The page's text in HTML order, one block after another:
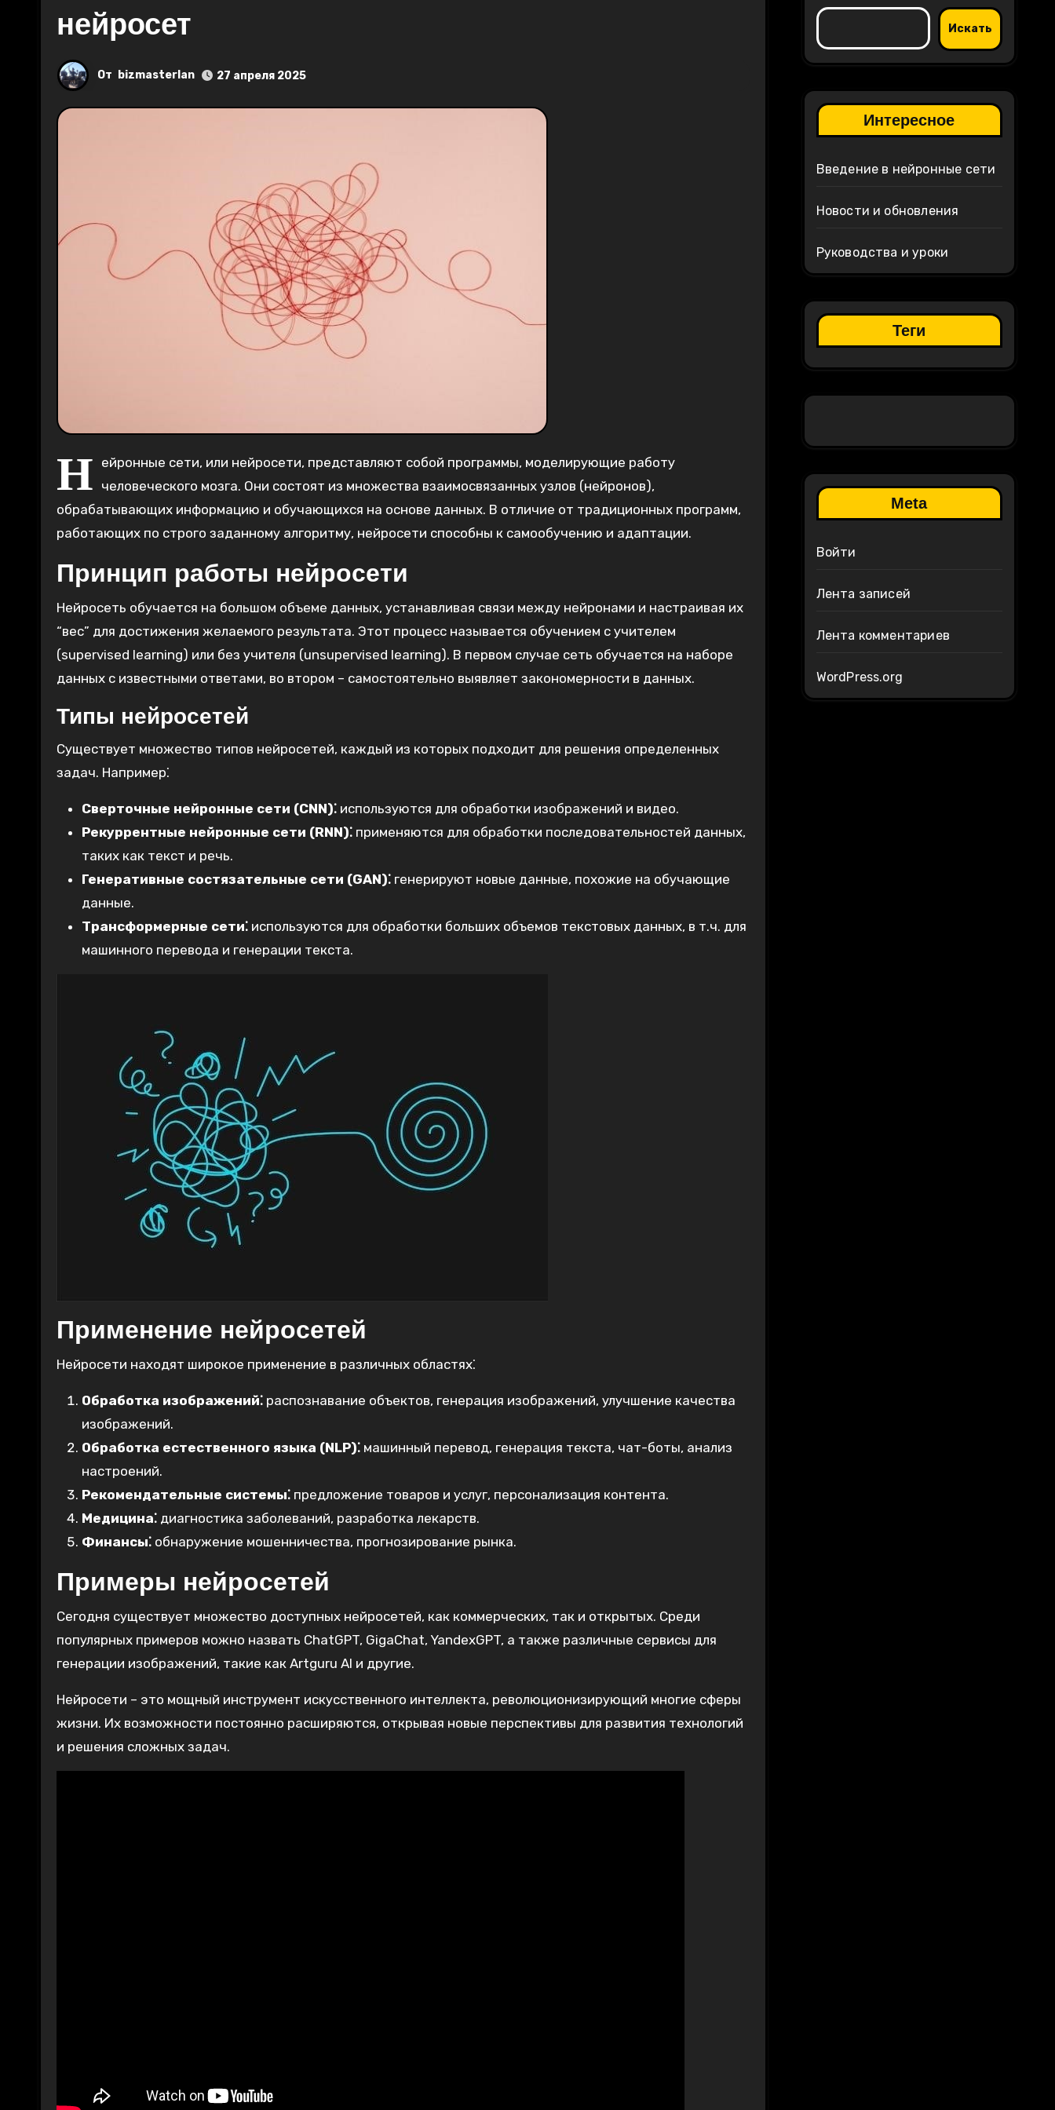
нейросет
От bizmasterlan 27 апреля 2025
Н ейронные сети, или нейросети, представляют собой программы, моделирующие работу
человеческого мозга. Они состоят из множества взаимосвязанных узлов (нейронов),
обрабатывающих информацию и обучающихся на основе данных. В отличие от традиционных программ,
работающих по строго заданному алгоритму, нейросети способны к самообучению и адаптации.
Принцип работы нейросети
Нейросеть обучается на большом объеме данных, устанавливая связи между нейронами и настраивая их
“вес” для достижения желаемого результата. Этот процесс называется обучением с учителем
(supervised learning) или без учителя (unsupervised learning). В первом случае сеть обучается на наборе
данных с известными ответами, во втором – самостоятельно выявляет закономерности в данных.
Типы нейросетей
Существует множество типов нейросетей, каждый из которых подходит для решения определенных
задач. Например⁚
Сверточные нейронные сети (CNN)⁚ используются для обработки изображений и видео.
Рекуррентные нейронные сети (RNN)⁚ применяются для обработки последовательностей данных,
таких как текст и речь.
Генеративные состязательные сети (GAN)⁚ генерируют новые данные, похожие на обучающие
данные.
Трансформерные сети⁚ используются для обработки больших объемов текстовых данных, в т.ч. для
машинного перевода и генерации текста.
Применение нейросетей
Нейросети находят широкое применение в различных областях⁚
Обработка изображений⁚ распознавание объектов, генерация изображений, улучшение качества
изображений.
Обработка естественного языка (NLP)⁚ машинный перевод, генерация текста, чат-боты, анализ
настроений.
Рекомендательные системы⁚ предложение товаров и услуг, персонализация контента.
Медицина⁚ диагностика заболеваний, разработка лекарств.
Финансы⁚ обнаружение мошенничества, прогнозирование рынка.
Примеры нейросетей
Сегодня существует множество доступных нейросетей, как коммерческих, так и открытых. Среди
популярных примеров можно назвать ChatGPT, GigaChat, YandexGPT, а также различные сервисы для
генерации изображений, такие как Artguru AI и другие.
Нейросети – это мощный инструмент искусственного интеллекта, революционизирующий многие сферы
жизни. Их возможности постоянно расширяются, открывая новые перспективы для развития технологий
и решения сложных задач.
Искать
Интересное
Введение в нейронные сети
Новости и обновления
Руководства и уроки
Теги
Meta
Войти
Лента записей
Лента комментариев
WordPress.org